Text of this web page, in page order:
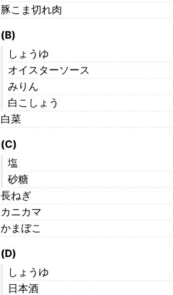
豚こま切れ肉
(B)
しょうゆ
オイスターソース
みりん
白こしょう
白菜
(C)
塩
砂糖
長ねぎ
カニカマ
かまぼこ
(D)
しょうゆ
日本酒